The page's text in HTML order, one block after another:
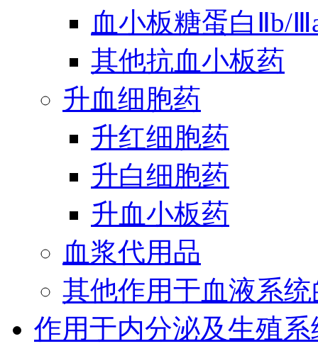
血小板糖蛋白Ⅱb/
其他抗血小板药
升血细胞药
升红细胞药
升白细胞药
升血小板药
血浆代用品
其他作用于血液系
作用于内分泌及生殖